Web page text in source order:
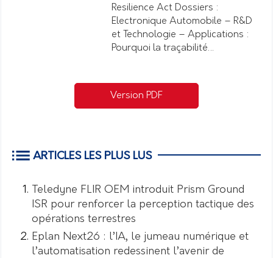
Resilience Act Dossiers :
Electronique Automobile – R&D
et Technologie – Applications :
Pourquoi la traçabilité…
Version PDF
ARTICLES LES PLUS LUS
Teledyne FLIR OEM introduit Prism Ground
ISR pour renforcer la perception tactique des
opérations terrestres
Eplan Next26 : l’IA, le jumeau numérique et
l’automatisation redessinent l’avenir de